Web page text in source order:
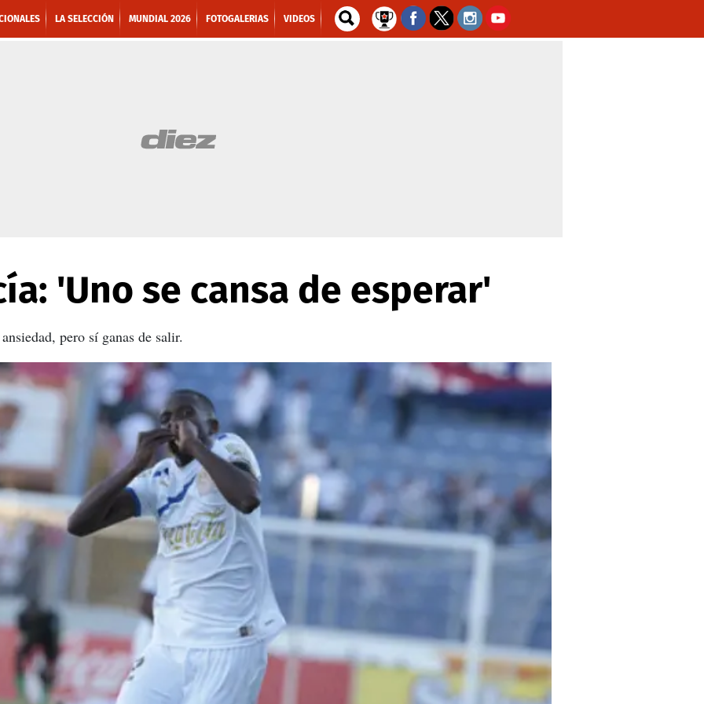
LA SELECCIÓN MUNDIAL 2026 FOTOGALERIAS VIDEOS
'Uno se cansa de esperar'
pero sí ganas de salir.